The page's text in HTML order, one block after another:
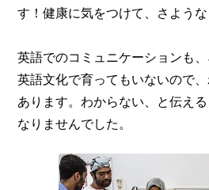
す！健康に気をつけて、さような
英語でのコミュニケーションも
英語文化で育ってもいないので
あります。わからない、と伝え
なりませんでした。